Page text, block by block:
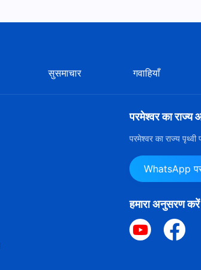
सुसमाचार गवाहियाँ
परमेश्वर का राज्य
परमेश्वर का राज्य
WhatsApp
हमारा अनुसरण करें